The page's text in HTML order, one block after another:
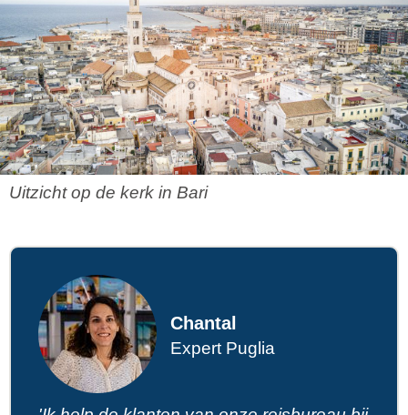
Uitzicht op de kerk in Bari
Chantal
Expert Puglia